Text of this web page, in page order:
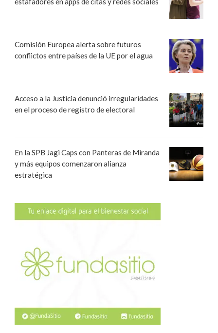
Comisión Europea alerta sobre futuros
conflictos entre países de la UE por el agua
Acceso a la Justicia denunció irregularidades
en el proceso de registro de electoral
En la SPB Jagi Caps con Panteras de Miranda
y más equipos comenzaron alianza
estratégica